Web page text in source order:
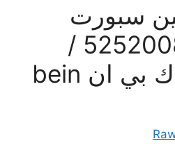
سبورت
السلام / 52520080 /
تجديد اشتراك بي ان bein